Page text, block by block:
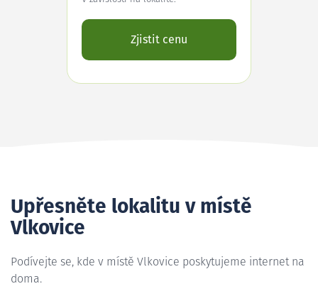
Zjistit cenu
Upřesněte lokalitu v místě
Vlkovice
Podívejte se, kde v místě Vlkovice poskytujeme internet na
doma.